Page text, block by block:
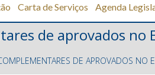
Carta de Serviços Agenda
de aprovados
DE APROVADOS NO